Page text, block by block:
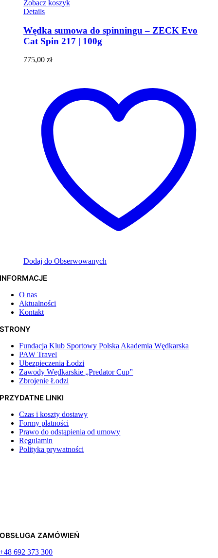
Zobacz koszyk
Details
Wędka sumowa do spinningu – ZECK Evo
Cat Spin 217 | 100g
775,00 zł
Dodaj do Obserwowanych
INFORMACJE
O nas
Aktualności
Kontakt
STRONY
Fundacja Klub Sportowy Polska Akademia Wędkarska
PAW Travel
Ubezpieczenia Łodzi
Zawody Wędkarskie „Predator Cup”
Zbrojenie Łodzi
PRZYDATNE LINKI
Czas i koszty dostawy
Formy płatności
Prawo do odstąpienia od umowy
Regulamin
Polityka prywatności
OBSŁUGA ZAMÓWIEŃ
+48 692 373 300